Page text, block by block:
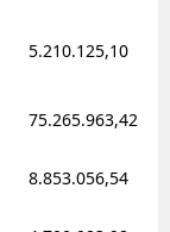
5.210.125,10
75.265.963,42
8.853.056,54